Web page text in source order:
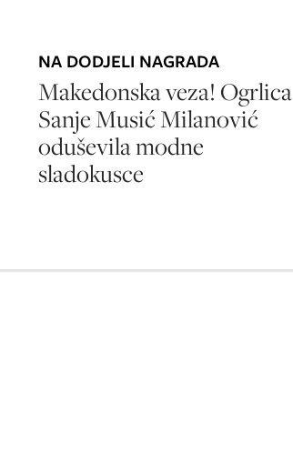
NA DODJELI NAGRADA
Makedonska veza! Ogrlica
Sanje Musić Milanović
oduševila modne
sladokusce